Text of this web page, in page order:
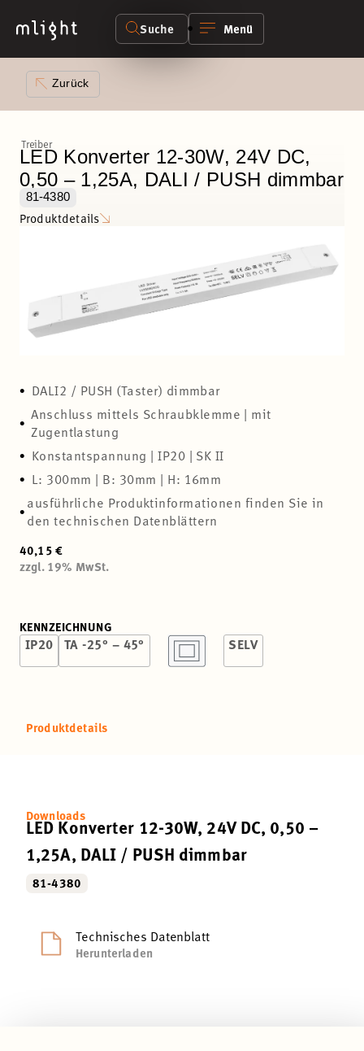
Suche Menü
Zurück
Treiber
LED Konverter 12-30W, 24V DC,
0,50 – 1,25A, DALI / PUSH dimmbar
81-4380
Produktdetails
DALI2 / PUSH (Taster) dimmbar
Anschluss mittels Schraubklemme | mit
Zugentlastung
Konstantspannung | IP20 | SK II
L: 300mm | B: 30mm | H: 16mm
ausführliche Produktinformationen finden Sie in
den technischen Datenblättern
40,15 €
zzgl. 19% MwSt.
KENNZEICHNUNG
IP20 TA -25° – 45° SELV
Produktdetails
Downloads
LED Konverter 12-30W, 24V DC, 0,50 –
1,25A, DALI / PUSH dimmbar
81-4380
Technisches Datenblatt
Herunterladen